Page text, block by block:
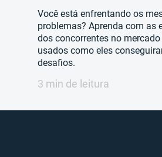
Você está enfrentando os
problemas? Aprenda com as
dos concorrentes no
usados ​​como eles
desafios.
3 min de leitura